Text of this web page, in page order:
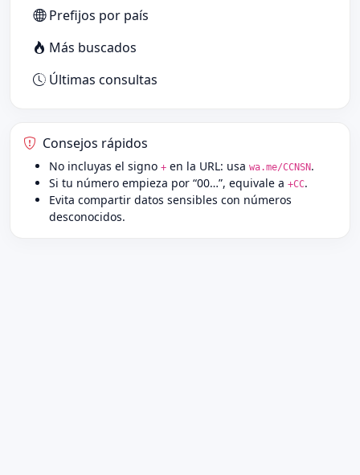
Prefijos por país
Más buscados
Últimas consultas
Consejos rápidos
No incluyas el signo + en la URL: usa wa.me/CCNSN.
Si tu número empieza por “00…”, equivale a +CC.
Evita compartir datos sensibles con números
desconocidos.